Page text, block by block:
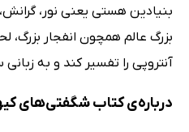
بنیادین هستی یعنی نور،
بزرگ عالم همچون انفجار بزرگ،
آنتروپی را تفسیر کند و به
درباره‌ی کتاب شگفتی‌های